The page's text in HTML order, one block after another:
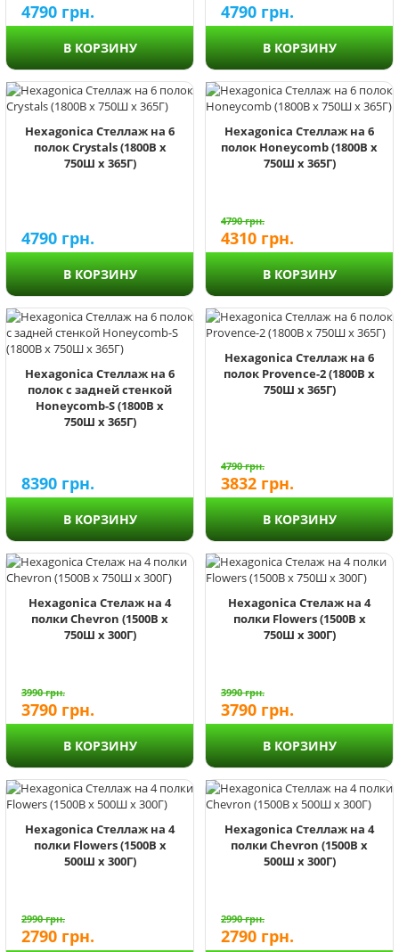
4790 грн.
В КОРЗИНУ
4790 грн.
В КОРЗИНУ
Hexagonica Стеллаж на 6
полок Crystals (1800В х
750Ш х 365Г)
4790 грн.
В КОРЗИНУ
Hexagonica Стеллаж на 6
полок Honeycomb (1800В х
750Ш х 365Г)
4790грн.
4310 грн.
В КОРЗИНУ
Hexagonica Стеллаж на 6
полок с задней стенкой
Honeycomb-S (1800В х
750Ш х 365Г)
8390 грн.
В КОРЗИНУ
Hexagonica Стеллаж на 6
полок Provence-2 (1800В х
750Ш х 365Г)
4790грн.
3832 грн.
В КОРЗИНУ
Hexagonica Стелаж на 4
полки Chevron (1500В х
750Ш х 300Г)
3990грн.
3790 грн.
В КОРЗИНУ
Hexagonica Стелаж на 4
полки Flowers (1500В х
750Ш х 300Г)
3990грн.
3790 грн.
В КОРЗИНУ
Hexagonica Стеллаж на 4
полки Flowers (1500В х
500Ш х 300Г)
2990грн.
2790 грн.
Hexagonica Стеллаж на 4
полки Chevron (1500В х
500Ш х 300Г)
2990грн.
2790 грн.